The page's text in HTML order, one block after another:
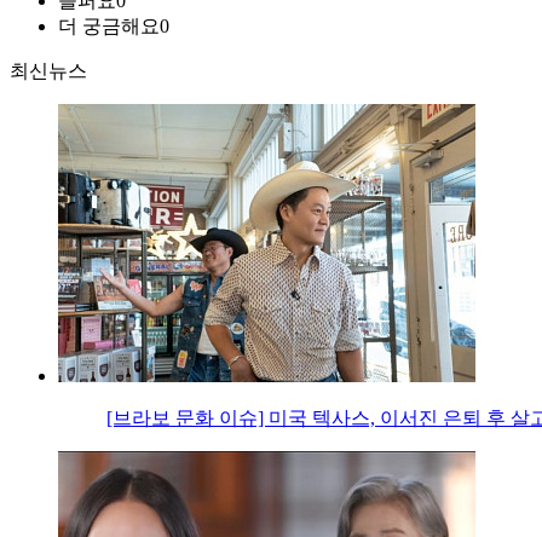
더 궁금해요0
최신뉴스
[브라보 문화 이슈] 미국 텍사스, 이서진 은퇴 후 살